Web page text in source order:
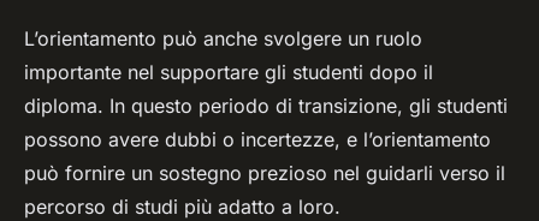
L’orientamento può anche svolgere un ruolo
importante nel supportare gli studenti dopo il
diploma. In questo periodo di transizione, gli studenti
possono avere dubbi o incertezze, e l’orientamento
può fornire un sostegno prezioso nel guidarli verso il
percorso di studi più adatto a loro.